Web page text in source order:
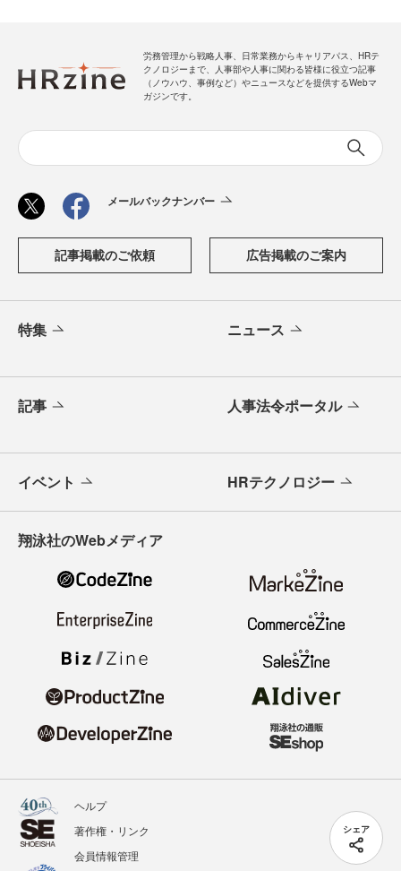
シェア
労務管理から戦略人事、日常業務からキャリアパス、HRテ
クノロジーまで、人事部や人事に関わる皆様に役立つ記事
（ノウハウ、事例など）やニュースなどを提供するWebマ
ガジンです。
メールバックナンバー
記事掲載のご依頼 広告掲載のご案内
特集 ニュース
記事 人事法令ポータル
イベント HRテクノロジー
翔泳社のWebメディア
ヘルプ
著作権・リンク
会員情報管理